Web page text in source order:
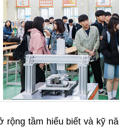
tầm hiểu biết và kỹ